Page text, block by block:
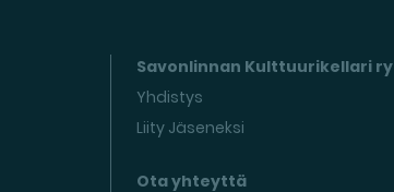
Savonlinnan Kulttuurikellari ry
Yhdistys
Liity Jäseneksi
Ota yhteyttä